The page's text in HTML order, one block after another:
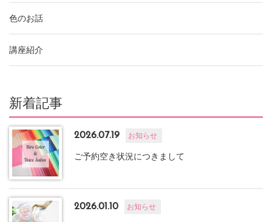
色のお話
講座紹介
新着記事
2026.07.19 お知らせ
ご予約空き状況につきまして
2026.01.10 お知らせ